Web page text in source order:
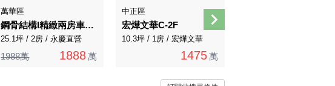
萬華區
鋼骨結構I精緻兩房車位I泳池美宅
25.1坪 / 2房 / 永慶直營
1988萬 1888 萬
中正區
宏燁文華C-2F
10.3坪 / 1房 / 宏燁文華
1475 萬